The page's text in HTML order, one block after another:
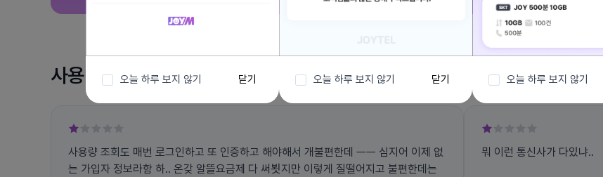
사용 후기
사용량 조회도 매번 로그인하고 또 인증하고 해야해서 개불편한데 ㅡㅡ 심지어 이제 없
는 가입자 정보라함 하.. 온갖 알뜰요금제 다 써뵛지만 이렇게 질떨어지고 불편한데는
뭐 이런 통신사가 다있냐..
오늘 하루 보지 않기 닫기 오늘 하루 보지 않기 닫기 오늘 하루 보지 않기